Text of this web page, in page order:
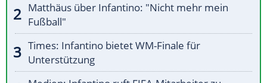
Matthäus über Infantino: "Nicht mehr mein
Fußball"
Times: Infantino bietet WM-Finale für
Unterstützung